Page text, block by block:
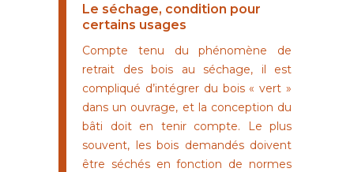
Le séchage, condition pour
certains usages
Compte tenu du phénomène de
retrait des bois au séchage, il est
compliqué d’intégrer du bois « vert »
dans un ouvrage, et la conception du
bâti doit en tenir compte. Le plus
souvent, les bois demandés doivent
être séchés en fonction de normes